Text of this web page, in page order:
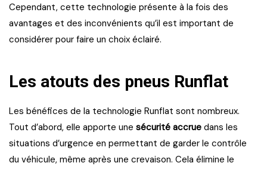
Cependant, cette technologie présente à la fois des
avantages et des inconvénients qu’il est important de
considérer pour faire un choix éclairé.
Les atouts des pneus Runflat
Les bénéfices de la technologie Runflat sont nombreux.
Tout d’abord, elle apporte une sécurité accrue dans les
situations d’urgence en permettant de garder le contrôle
du véhicule, même après une crevaison. Cela élimine le